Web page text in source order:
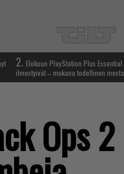
2. Elokuun PlayStation Plus
ilmestyivät – mukana todellinen
Ops